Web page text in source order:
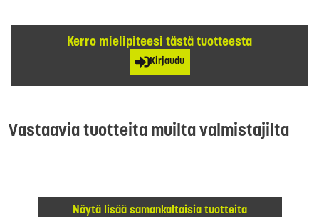
Kerro mielipiteesi tästä tuotteesta
Kirjaudu
Vastaavia tuotteita muilta valmistajilta
Näytä lisää samankaltaisia tuotteita